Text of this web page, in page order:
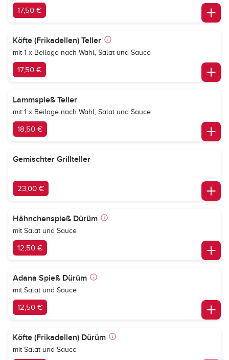
17,50 €
Köfte (Frikadellen) Teller
mit 1 x Beilage nach Wahl, Salat und Sauce
17,50 €
Lammspieß Teller
mit 1 x Beilage nach Wahl, Salat und Sauce
18,50 €
Gemischter Grillteller
23,00 €
Hähnchenspieß Dürüm
mit Salat und Sauce
12,50 €
Adana Spieß Dürüm
mit Salat und Sauce
12,50 €
Köfte (Frikadellen) Dürüm
mit Salat und Sauce